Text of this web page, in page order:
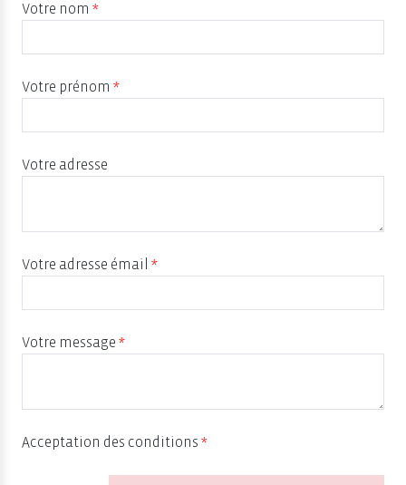
Votre nom *
Votre prénom *
Votre adresse
Votre adresse émail *
Votre message *
Acceptation des conditions *